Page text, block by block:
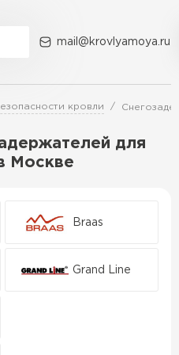
mail@krovlyamoya.ru
кровли
для
Москве
Braas
Grand Line
Контакты